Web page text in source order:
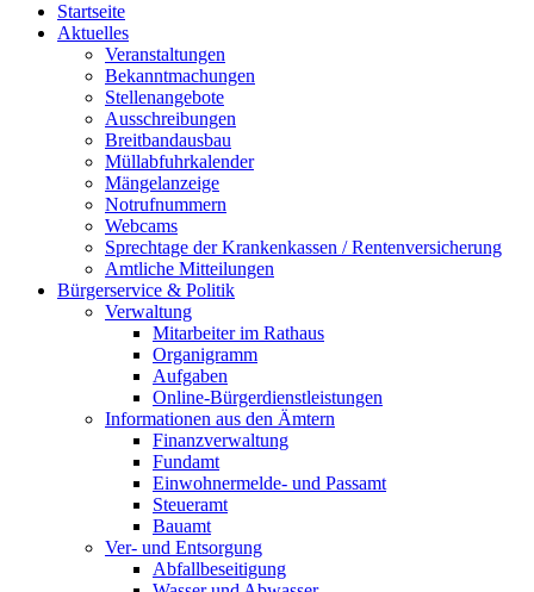
Startseite
Aktuelles
Veranstaltungen
Bekanntmachungen
Stellenangebote
Ausschreibungen
Breitbandausbau
Müllabfuhrkalender
Mängelanzeige
Notrufnummern
Webcams
Sprechtage der Krankenkassen / Rentenversicherung
Amtliche Mitteilungen
Bürgerservice & Politik
Verwaltung
Mitarbeiter im Rathaus
Organigramm
Aufgaben
Online-Bürgerdienstleistungen
Informationen aus den Ämtern
Finanzverwaltung
Fundamt
Einwohnermelde- und Passamt
Steueramt
Bauamt
Ver- und Entsorgung
Abfallbeseitigung